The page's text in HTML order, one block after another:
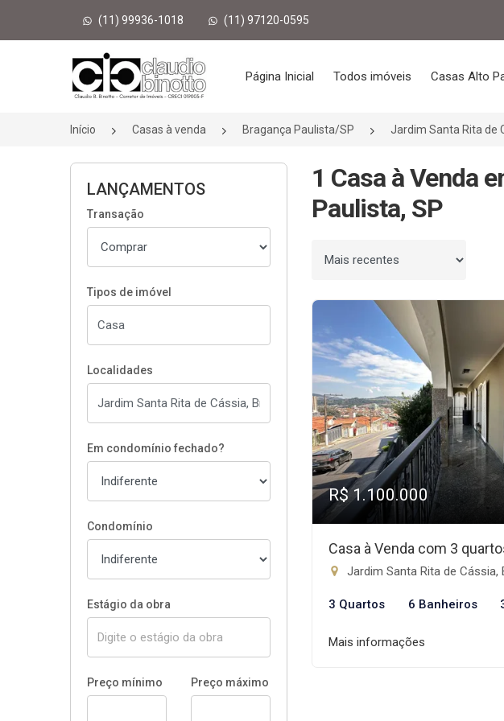
(11) 99936-1018 (11) 97120-0595
Página inicial
Página Inicial Todos imóveis Casas Alto
Início Casas à venda Bragança Paulista/SP Jardim Santa Rita de
LANÇAMENTOS
Transação
Tipos de imóvel
Localidades
Em condomínio fechado?
Condomínio
Estágio da obra
Preço mínimo Preço máximo
1 Casa à Venda
Paulista, SP
Ordenar por
R$ 1.100.000
Casa à Venda com 3
Jardim Santa Rita de Cássia,
3 Quartos 6 Banheiros
Mais informações